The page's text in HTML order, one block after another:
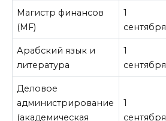
Магистр финансов
(MF)
1
сентября
Арабский язык и
литература
1
сентября
Деловое
администрирование
(академическая
1
сентября